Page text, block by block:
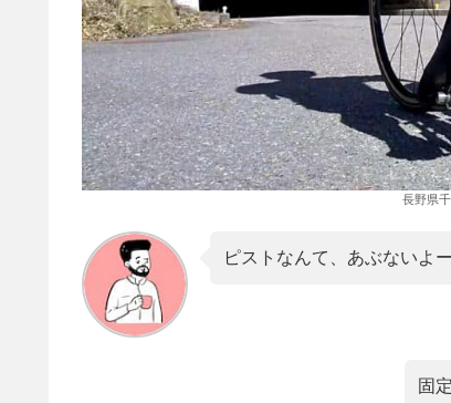
長野県
ピストなんて、あぶないよー
固